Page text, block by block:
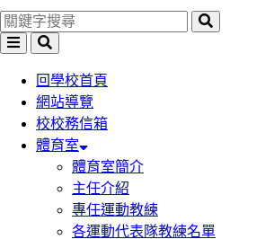
區
塊 選
搜
回學校首頁
網站導覽
校校務信箱
體育室
體育室簡介
主任介紹
專任運動教練
各運動代表隊教練名單